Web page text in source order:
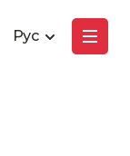
Рус